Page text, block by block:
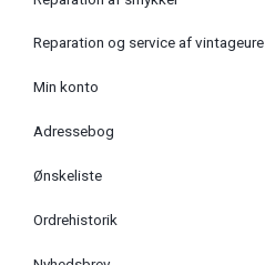
Reparation og service af vintageure
Min konto
Adressebog
Ønskeliste
Ordrehistorik